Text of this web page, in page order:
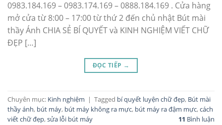
0983.184.169 – 0983.174.169 – 0888.184.169 . Cửa hàng
mở cửa từ 8:00 – 17:00 từ thứ 2 đến chủ nhật Bút mài
thầy Ánh CHIA SẺ BÍ QUYẾT và KINH NGHIỆM VIẾT CHỮ
ĐẸP […]
ĐỌC TIẾP →
Chuyên mục: Kinh nghiệm | Tagged bí quyết luyện chữ đẹp, Bút mài
thầy ánh, bút máy, bút máy không ra mực, bút máy ra đậm mực,cách
viết chữ đẹp,sửa lỗi bút máy 11 Bình luận